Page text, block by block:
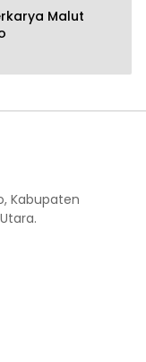
Malut
Kabupaten